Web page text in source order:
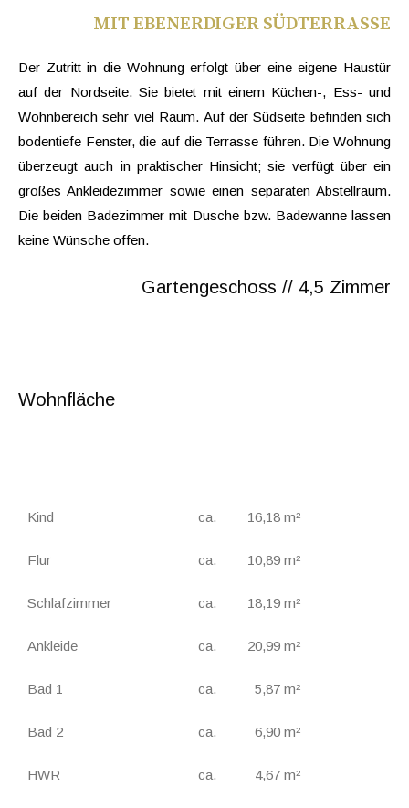
MIT EBENERDIGER SÜDTERRASSE
Der Zutritt in die Wohnung erfolgt über eine eigene Haustür
auf der Nordseite. Sie bietet mit einem Küchen-, Ess- und
Wohnbereich sehr viel Raum. Auf der Südseite befinden sich
bodentiefe Fenster, die auf die Terrasse führen. Die Wohnung
überzeugt auch in praktischer Hinsicht; sie verfügt über ein
großes Ankleidezimmer sowie einen separaten Abstellraum.
Die beiden Badezimmer mit Dusche bzw. Badewanne lassen
keine Wünsche offen.
Gartengeschoss // 4,5 Zimmer
Wohnfläche
Kind ca. 16,18 m²
Flur ca. 10,89 m²
Schlafzimmer ca. 18,19 m²
Ankleide ca. 20,99 m²
Bad 1 ca. 5,87 m²
Bad 2 ca. 6,90 m²
HWR ca. 4,67 m²